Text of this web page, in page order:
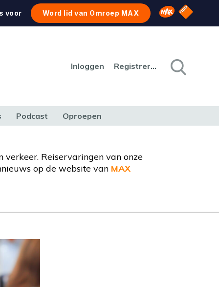
voor Word lid van Omroep MAX Omroep MAX
NPO
Inloggen Registreren
Podcast Oproepen
Reiservaringen van onze
op de website van MAX